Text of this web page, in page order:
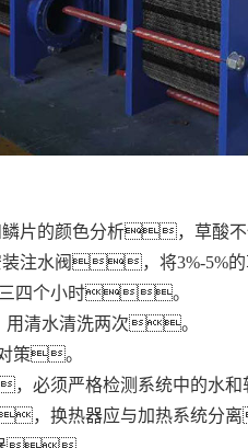
片的颜色分析，草酸
装注水阀，将3%-5%
四个小时。
用清水清洗两次。
策。
，必须严格检测系统中的水
，换热器应与加热系统分